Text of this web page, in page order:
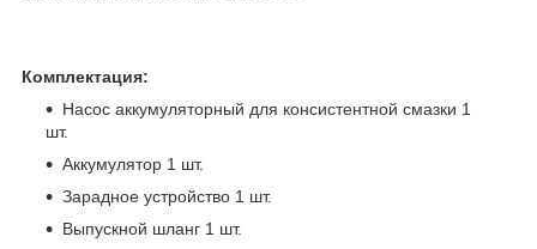
Комплектация:
Насос аккумуляторный для консистентной смазки 1
шт.
Аккумулятор 1 шт.
Зарадное устройство 1 шт.
Выпускной шланг 1 шт.